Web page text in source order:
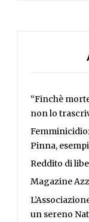
“Finchè
non lo
Pinna,
Reddito di
Magazine
un sereno